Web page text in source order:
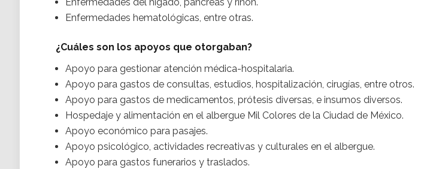
Enfermedades hematológicas, entre otras.
¿Cuáles son los apoyos que otorgaban?
Apoyo para gestionar atención médica-hospitalaria.
Apoyo para gastos de consultas, estudios, hospitalización, cirugías, entre otros.
Apoyo para gastos de medicamentos, prótesis diversas, e insumos diversos.
Hospedaje y alimentación en el albergue Mil Colores de la Ciudad de México.
Apoyo económico para pasajes.
Apoyo psicológico, actividades recreativas y culturales en el albergue.
Apoyo para gastos funerarios y traslados.